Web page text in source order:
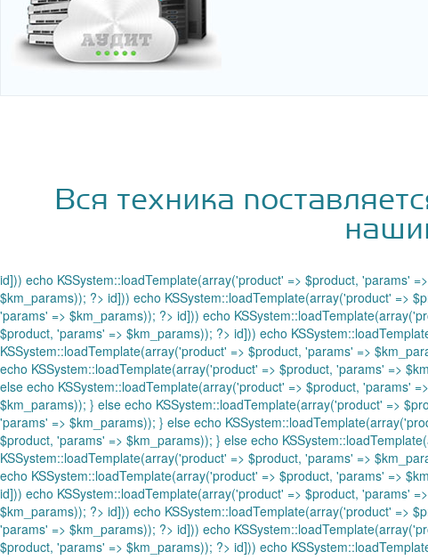
Вся техника
id])) echo KSSystem::loadTemplate(array('product' => $product, 'params'
$km_params)); ?> id])) echo KSSystem::loadTemplate(array('product' =>
'params' => $km_params)); ?> id])) echo
$product, 'params' => $km_params)); ?> id])) echo
KSSystem::loadTemplate(array('product' => $product, 'params' =>
echo KSSystem::loadTemplate(array('product' => $product, 'params' =>
else echo KSSystem::loadTemplate(array('product' => $product, 'params'
$km_params)); } else echo KSSystem::loadTemplate(array('product' =>
'params' => $km_params)); } else echo
$product, 'params' => $km_params)); } else echo
KSSystem::loadTemplate(array('product' => $product, 'params' =>
echo KSSystem::loadTemplate(array('product' => $product, 'params' =>
id])) echo KSSystem::loadTemplate(array('product' => $product, 'params'
$km_params)); ?> id])) echo KSSystem::loadTemplate(array('product' =>
'params' => $km_params)); ?> id])) echo
$product, 'params' => $km_params)); ?> id])) echo